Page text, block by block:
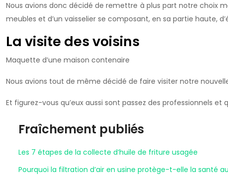
Nous avions donc décidé de remettre à plus part notre choix
meubles et d’un vaisselier se composant, en sa partie haute,
La visite des voisins
Maquette d’une maison contenaire
Nous avions tout de même décidé de faire visiter notre
Et figurez-vous qu’eux aussi sont passez des professionnels et
Fraîchement publiés
Les 7 étapes de la collecte d’huile de friture usagée
Pourquoi la filtration d’air en usine protège-t-elle la santé